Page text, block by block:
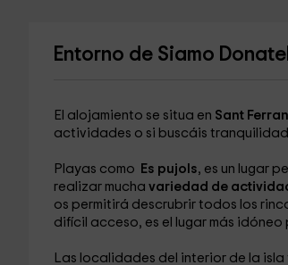
Entorno de Siamo
El alojamiento se situa en Sant
actividades o si buscáis
Playas como Es pujols, es un lugar
realizar mucha variedad de
os permitirá descrubrir todos los
difícil acceso, es el lugar más
Las localidades del interior de la